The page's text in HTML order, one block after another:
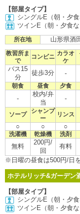
【部屋タイプ】
シングルE（朝・夕食
ツインE（朝・夕食な
所在地 山形県酒
教習所ま
で
コンビニ
カラオ
ケ
バス15
分
徒歩3分 -
朝食 昼食 夕食
-
校内/弁
当
-
ソープ
シャンプ
ー
リンス
○ ○ ○
洗濯機 乾燥機 洗剤
無料
200円/
回
有料
※日曜の昼食は500円/日を
ホテルリッチ&ガーデン
【部屋タイプ】
シングルE（朝・夕食
ツインE（朝・夕食な